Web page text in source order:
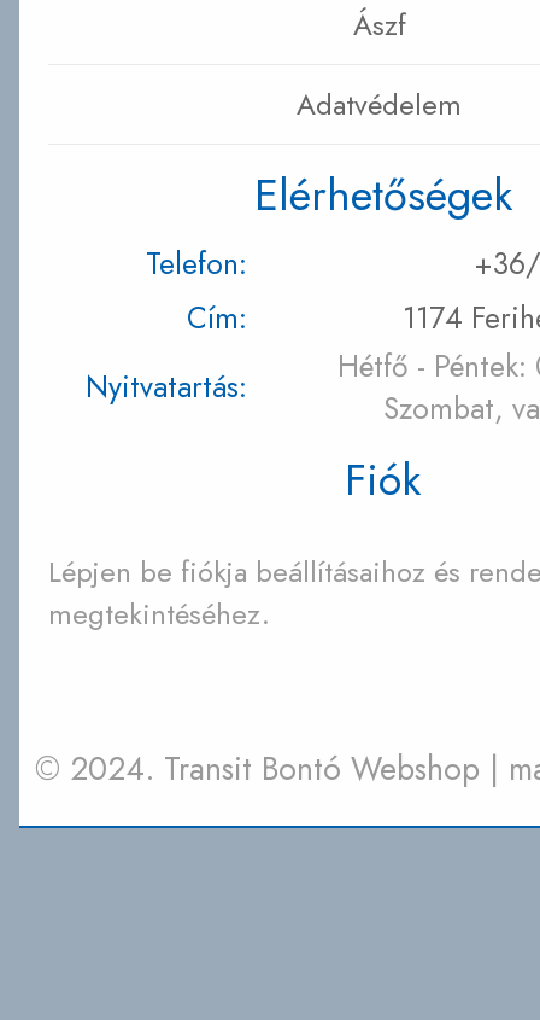
Ászf
Adatvédelem
Elérhetőségek
Telefon:
Cím:
1174
Nyitvatartás:
Hétfő -
Szombat,
Fiók
Lépjen be fiókja beállításaihoz és
megtekintéséhez.
© 2024. Transit Bontó Webshop |